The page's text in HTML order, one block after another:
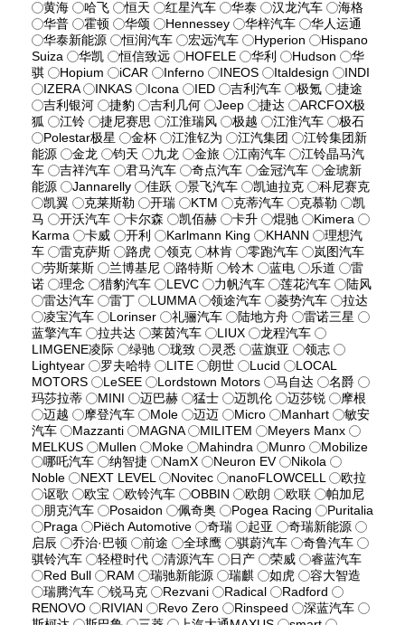
黄海
哈飞 恒天 红星汽车 华泰 汉龙汽车
海格
华普
霍顿 华颂 Hennessey 华梓汽车
华人运通
华泰新能源
恒润汽车 宏远汽车 Hyperion
Hispano
Suiza
华凯 恒信致远 HOFELE 华利 Hudson
华
骐
Hopium iCAR Inferno INEOS Italdesign
INDI
IZERA
INKAS Icona IED 吉利汽车 极氪
捷途
吉利银河
捷豹 吉利几何 Jeep 捷达
ARCFOX极
狐
江铃 捷尼赛思 江淮瑞风 极越 江淮汽车
极石
Polestar极星
金杯 江淮钇为 江汽集团
江铃集团新
能源
金龙 钧天 九龙 金旅 江南汽车
江铃晶马汽
车
吉祥汽车 君马汽车 奇点汽车 金冠汽车
金琥新
能源
Jannarelly 佳跃 景飞汽车 凯迪拉克
科尼赛克
凯翼
克莱斯勒 开瑞 KTM 克蒂汽车 克慕勒
凯
马
开沃汽车 卡尔森 凯佰赫 卡升 焜驰
Kimera
Karma
卡威 开利 Karlmann King KHANN
理想汽
车
雷克萨斯 路虎 领克 林肯 零跑汽车
岚图汽车
劳斯莱斯
兰博基尼 路特斯 铃木 蓝电 乐道
雷
诺
理念 猎豹汽车 LEVC 力帆汽车 莲花汽车
陆风
雷达汽车
雷丁 LUMMA 领途汽车 菱势汽车
拉达
凌宝汽车
Lorinser 礼骊汽车 陆地方舟
雷诺三星
蓝擎汽车
拉共达 莱茵汽车 LIUX
龙程汽车
LIMGENE凌际
绿驰 珑致 灵悉 蓝旗亚
领志
Lightyear
罗夫哈特 LITE 朗世 Lucid
LOCAL
MOTORS
LeSEE Lordstown Motors 马自达
名爵
玛莎拉蒂
MINI 迈巴赫 猛士 迈凯伦 迈莎锐
摩根
迈越
摩登汽车 Mole 迈迈 Micro Manhart
敏安
汽车
Mazzanti MAGNA MILITEM
Meyers Manx
MELKUS
Mullen Moke Mahindra Munro
Mobilize
哪吒汽车
纳智捷 NamX Neuron EV
Nikola
Noble
NEXT LEVEL Novitec nanoFLOWCELL
欧拉
讴歌
欧宝 欧铃汽车 OBBIN 欧朗 欧联
帕加尼
朋克汽车
Posaidon 佩奇奥 Pogea Racing
Puritalia
Praga
Piëch Automotive 奇瑞 起亚
奇瑞新能源
启辰
乔治·巴顿 前途 全球鹰 骐蔚汽车
奇鲁汽车
骐铃汽车
轻橙时代 清源汽车 日产 荣威
睿蓝汽车
Red Bull
RAM 瑞驰新能源 瑞麒 如虎
容大智造
瑞腾汽车
锐马克 Rezvani Radical
Radford
RENOVO
RIVIAN Revo Zero Rinspeed
深蓝汽车